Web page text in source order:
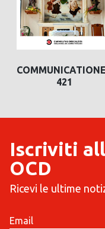
421
Iscriviti
OCD
Ricevi le ultime
Email